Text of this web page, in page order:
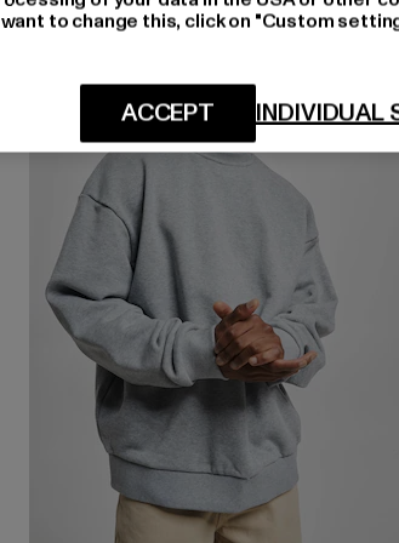
-16%
to change this, click on "Custom
INDIVIDUAL
ACCEPT